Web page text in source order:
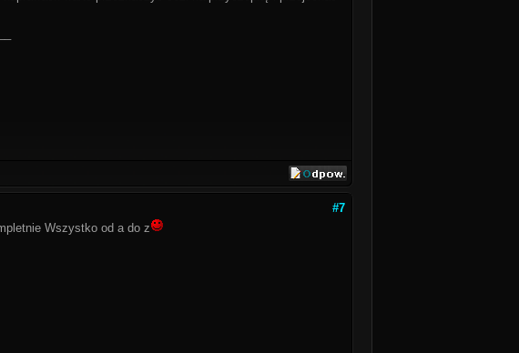
#7
Wszystko od a do z